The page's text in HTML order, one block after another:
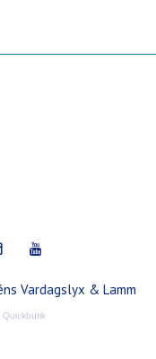
Vardagslyx & Lamm
Quickbutik